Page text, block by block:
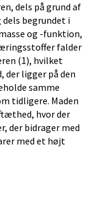
dels på grund af
begrundet i
og -funktion,
falder
(1), hvilket
der ligger på den
samme
tidligere. Maden
hvor der
der bidrager med
med et højt